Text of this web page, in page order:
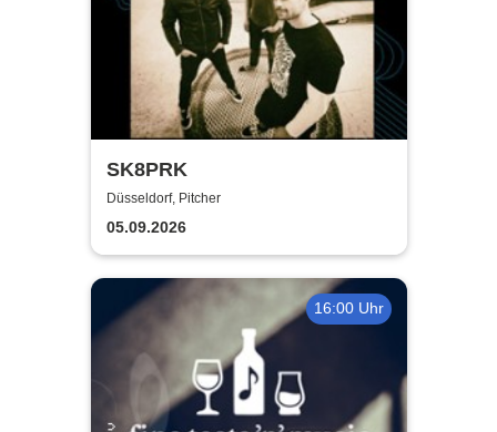
SK8PRK
Düsseldorf, Pitcher
05.09.2026
16:00 Uhr